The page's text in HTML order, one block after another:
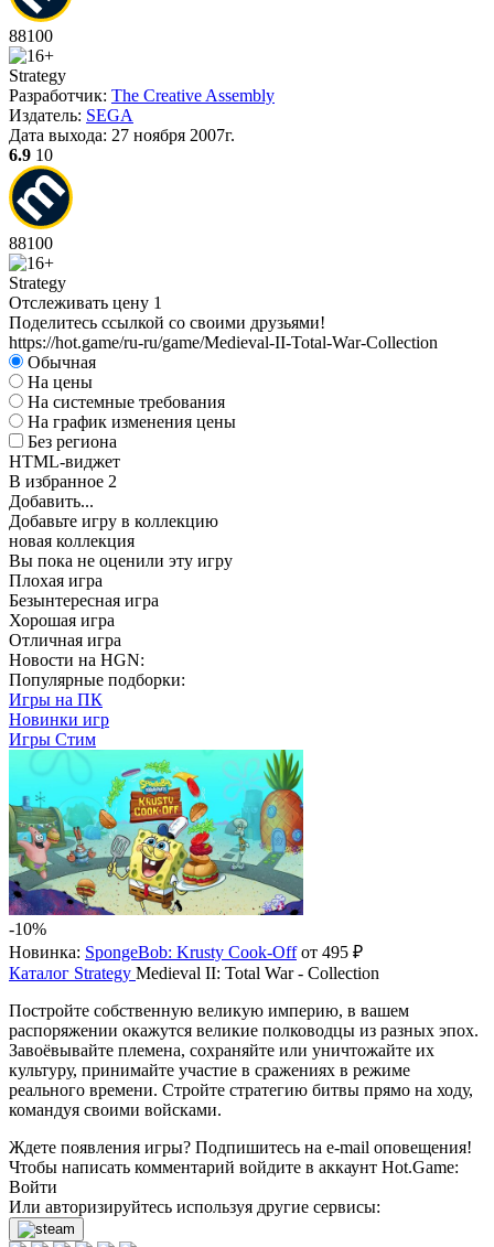
88100
Strategy
Разработчик: The Creative Assembly
Издатель: SEGA
Дата выхода: 27 ноября 2007г.
6.9 10
88100
Strategy
Отслеживать цену 1
Поделитесь ссылкой со своими друзьями!
https://hot.game/ru-ru/game/Medieval-II-Total-War-Collection
Обычная
На цены
На системные требования
На график изменения цены
Без региона
HTML-виджет
В избранное 2
Добавить...
Добавьте игру в коллекцию
новая коллекция
Вы пока не оценили эту игру
Плохая игра
Безынтересная игра
Хорошая игра
Отличная игра
Новости на HGN:
Популярные подборки:
Игры на ПК
Новинки игр
Игры Стим
-10%
Новинка: SpongeBob: Krusty Cook-Offот 495 ₽
Каталог Strategy Medieval II: Total War - Collection
Постройте собственную великую империю, в вашем
распоряжении окажутся великие полководцы из разных эпох.
Завоёвывайте племена, сохраняйте или уничтожайте их
культуру, принимайте участие в сражениях в режиме
реального времени. Стройте стратегию битвы прямо на ходу,
командуя своими войсками.
Ждете появления игры? Подпишитесь на e-mail оповещения!
Чтобы написать комментарий войдите в аккаунт Hot.Game:
Войти
Или авторизируйтесь используя другие сервисы: